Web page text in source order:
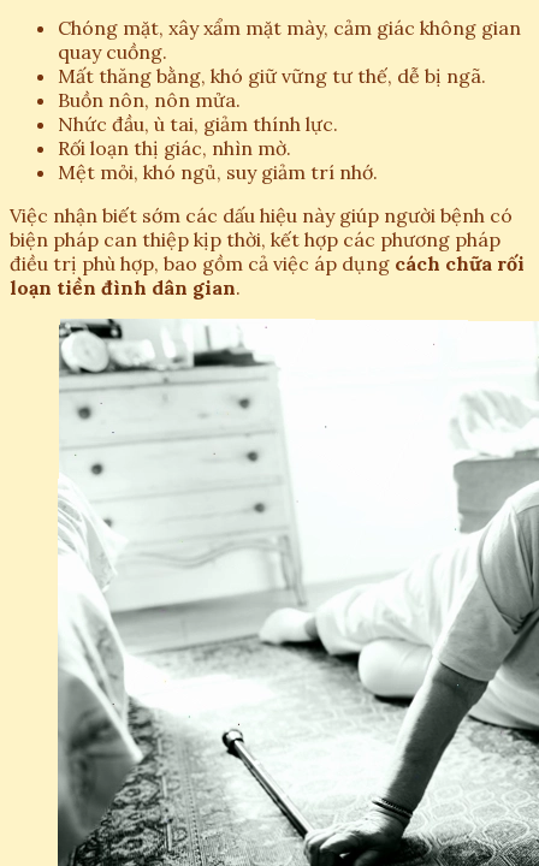
Chóng mặt, xây xẩm mặt mày, cảm giác không gian
quay cuồng.
Mất thăng bằng, khó giữ vững tư thế, dễ bị ngã.
Buồn nôn, nôn mửa.
Nhức đầu, ù tai, giảm thính lực.
Rối loạn thị giác, nhìn mờ.
Mệt mỏi, khó ngủ, suy giảm trí nhớ.
Việc nhận biết sớm các dấu hiệu này giúp người bệnh có
biện pháp can thiệp kịp thời, kết hợp các phương pháp
điều trị phù hợp, bao gồm cả việc áp dụng cách chữa rối
loạn tiền đình dân gian.